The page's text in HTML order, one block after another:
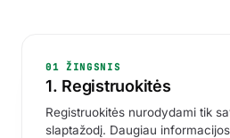
Down — connection
regions
01 ŽINGSNIS
1. Registruokitės
Registruokitės nurodydami tik
slaptažodį. Daugiau